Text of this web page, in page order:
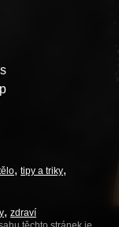
tipy a triky
zdraví